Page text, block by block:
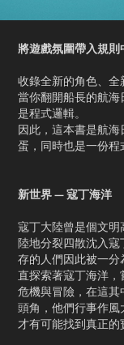
將遊戲氛圍帶入規
收錄全新的角色、全
當你翻開船長的航
是程式邏輯。
因此，這本書是航
蛋，同時也是一份程
新世界 — 寇丁海洋
寇丁大陸曾是個文明
陸地分裂四散沈入
存的人們因此被一
直探索著寇丁海洋
危機與冒險，在這
頭角，他們行事作風
才有可能找到真正的